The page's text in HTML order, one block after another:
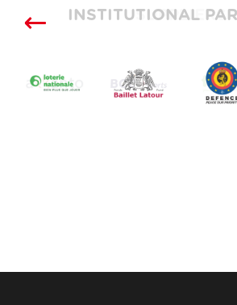
SUPPLIERS
INSTITUTIONAL